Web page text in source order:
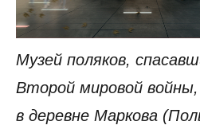
Музей поляков,
Второй мировой
в деревне Маркова